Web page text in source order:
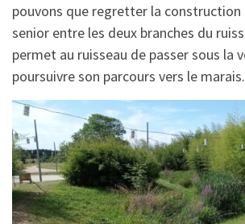
pouvons que regretter la construction
senior entre les deux branches du
permet au ruisseau de passer sous la
poursuivre son parcours vers le marais.